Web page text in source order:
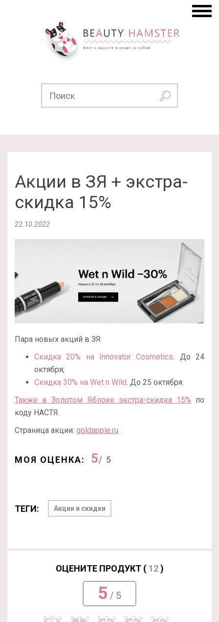
Акции в ЗЯ + экстра-
скидка 15%
22.10.2022
Пара новых акций в ЗЯ:
Скидка 20% на Innovator Cosmetics. До 24
октября;
Скидка 30% на Wet n Wild. До 25 октября.
Также в Золотом Яблоке экстра-скидка 15% по
коду НАСТЯ.
Страница акции: goldapple.ru
МОЯ ОЦЕНКА: 5/ 5
ТЕГИ: Акции и скидки
ОЦЕНИТЕ ПРОДУКТ ( 12)
5 / 5